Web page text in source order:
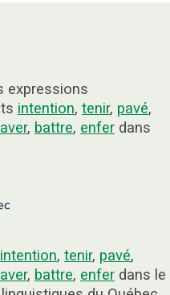
expressions
intention, tenir, pavé,
, battre, enfer dans
intention, tenir, pavé,
, battre, enfer dans le